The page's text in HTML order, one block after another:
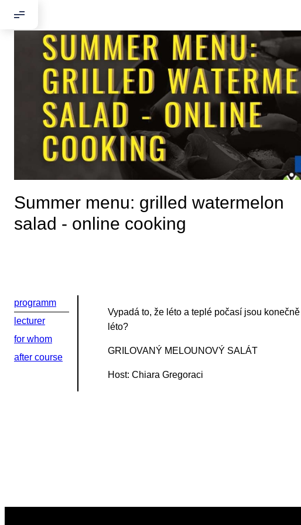
Добрый день!
Если вы хотите с
По адресу:
Summer menu: grilled watermelon
salad - online cooking
programm
lecturer
for whom
after course
Vypadá to, že léto a teplé počasí jsou
léto?
GRILOVANÝ MELOUNOVÝ SALÁT
Host: Chiara Gregoraci